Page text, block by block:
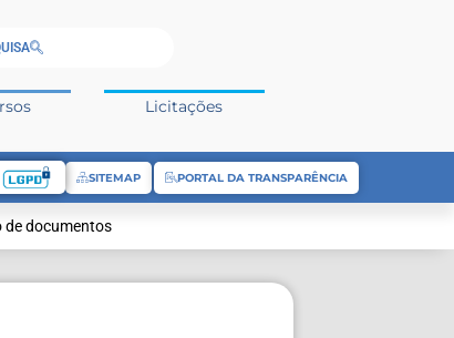
Licitações
SITEMAP PORTAL DA TRANSPARÊNCIA
de documentos